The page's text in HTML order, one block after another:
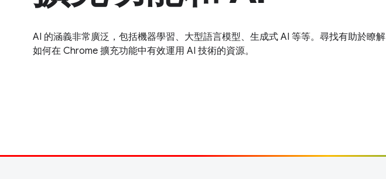
AI 的涵義非常廣泛，包括機器學習、大型語言模型、生成式 AI 等等。尋找有助於瞭解
如何在 Chrome 擴充功能中有效運用 AI 技術的資源。